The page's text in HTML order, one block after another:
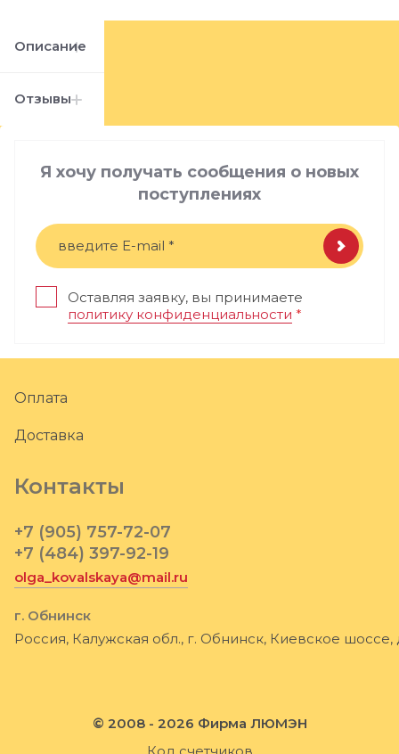
Описание
Отзывы
Оплата
Доставка
Контакты
+7 (905) 757-72-07
+7 (484) 397-92-19
olga_kovalskaya@mail.ru
г. Обнинск
Россия, Калужская обл., г. Обнинск, Киевское шоссе,
Я хочу получать сообщения о новых
поступлениях
Оставляя заявку, вы принимаете
политику конфиденциальности *
© 2008 - 2026 Фирма ЛЮМЭН